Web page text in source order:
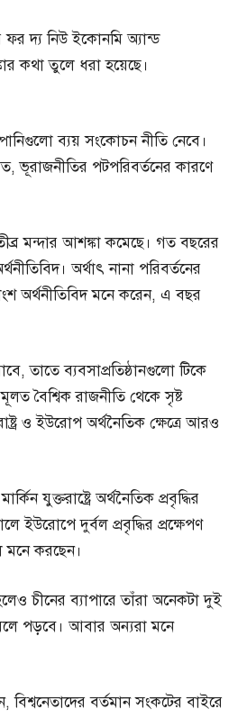
দ্য নিউ ইকোনমি অ্যান্ড
কথা তুলে ধরা হয়েছে।
ব্যয় সংকোচন নীতি নেবে।
ভূরাজনীতির পটপরিবর্তনের কারণে
মন্দার আশঙ্কা কমেছে। গত বছরের
অর্থাৎ নানা পরিবর্তনের
অর্থনীতিবিদ মনে করেন, এ বছর
তাতে ব্যবসাপ্রতিষ্ঠানগুলো টিকে
বৈশ্বিক রাজনীতি থেকে সৃষ্ট
ও ইউরোপ অর্থনৈতিক ক্ষেত্রে আরও
যুক্তরাষ্ট্রে অর্থনৈতিক প্রবৃদ্ধির
ইউরোপে দুর্বল প্রবৃদ্ধির প্রক্ষেপণ
মনে করছেন।
চীনের ব্যাপারে তাঁরা অনেকটা দুই
পড়বে। আবার অন্যরা মনে
বর্তমান সংকটের বাইরে